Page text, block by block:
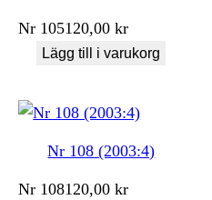
Nr 105120,00kr
Lägg till i varukorg
Nr 108 (2003:4)
Nr 108120,00kr